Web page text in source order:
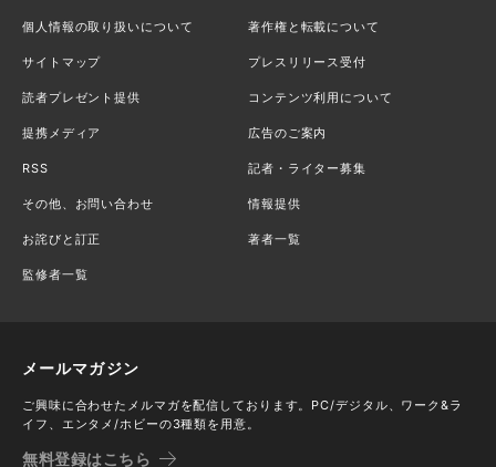
個人情報の取り扱いについて 著作権と転載について
サイトマップ プレスリリース受付
読者プレゼント提供 コンテンツ利用について
提携メディア 広告のご案内
RSS 記者・ライター募集
その他、お問い合わせ 情報提供
お詫びと訂正 著者一覧
監修者一覧
メールマガジン
ご興味に合わせたメルマガを配信しております。PC/デジタル、ワーク&ラ
イフ、エンタメ/ホビーの3種類を用意。
無料登録はこちら